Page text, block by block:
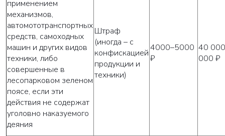
применением
механизмов,
автомототранспортных
средств, самоходных
машин и других видов
техники, либо
совершенные в
лесопарковом зеленом
поясе, если эти
действия не содержат
уголовно наказуемого
деяния
Штраф
(иногда – с
конфискацией
продукции и
техники)
4000–5000
₽
40
000 ₽